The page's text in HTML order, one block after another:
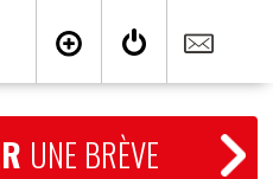
UNE BRÈVE